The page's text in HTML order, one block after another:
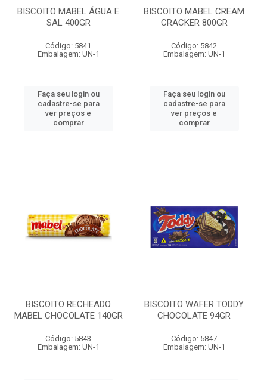
BISCOITO MABEL ÁGUA E
SAL 400GR
Código: 5841
Embalagem: UN-1
Faça seu login ou
cadastre-se para
ver preços e
comprar
BISCOITO MABEL CREAM
CRACKER 800GR
Código: 5842
Embalagem: UN-1
Faça seu login ou
cadastre-se para
ver preços e
comprar
BISCOITO RECHEADO
MABEL CHOCOLATE 140GR
Código: 5843
Embalagem: UN-1
BISCOITO WAFER TODDY
CHOCOLATE 94GR
Código: 5847
Embalagem: UN-1